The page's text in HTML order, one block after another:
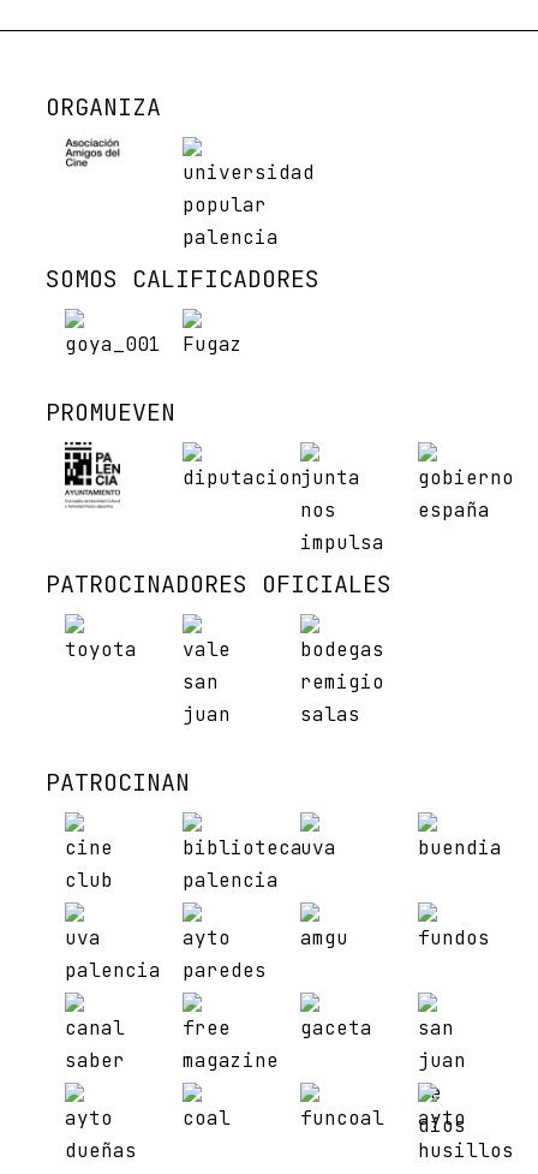
ORGANIZA
SOMOS CALIFICADORES
PROMUEVEN
PATROCINADORES OFICIALES
PATROCINAN